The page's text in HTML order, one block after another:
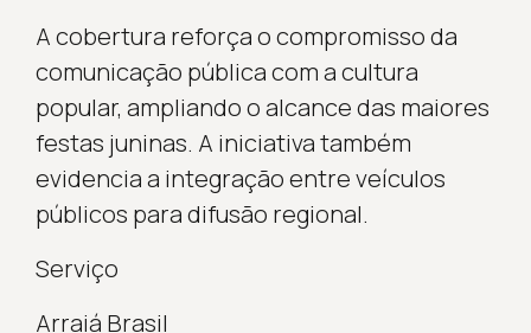
A cobertura reforça o compromisso da
comunicação pública com a cultura
popular, ampliando o alcance das maiores
festas juninas. A iniciativa também
evidencia a integração entre veículos
públicos para difusão regional.
Serviço
Arraiá Brasil